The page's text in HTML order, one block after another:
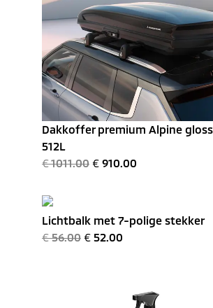
Dakkoffer premium Alpine
512L
€1011.00 € 910.00
Lichtbalk met 7-polige stekker
€ 56.00 € 52.00